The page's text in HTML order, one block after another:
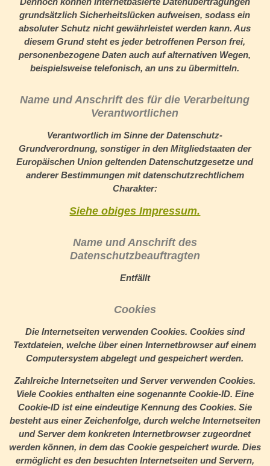
grundsätzlich Sicherheitslücken aufweisen, sodass ein
absoluter Schutz nicht gewährleistet werden kann. Aus
diesem Grund steht es jeder betroffenen Person frei,
personenbezogene Daten auch auf alternativen Wegen,
beispielsweise telefonisch, an uns zu übermitteln.
Name und Anschrift des für die Verarbeitung
Verantwortlichen
Verantwortlich im Sinne der Datenschutz-
Grundverordnung, sonstiger in den Mitgliedstaaten der
Europäischen Union geltenden Datenschutzgesetze und
anderer Bestimmungen mit datenschutzrechtlichem
Charakter:
Siehe obiges Impressum.
Name und Anschrift des
Datenschutzbeauftragten
Entfällt
Cookies
Die Internetseiten verwenden Cookies. Cookies sind
Textdateien, welche über einen Internetbrowser auf einem
Computersystem abgelegt und gespeichert werden.
Zahlreiche Internetseiten und Server verwenden Cookies.
Viele Cookies enthalten eine sogenannte Cookie-ID. Eine
Cookie-ID ist eine eindeutige Kennung des Cookies. Sie
besteht aus einer Zeichenfolge, durch welche Internetseiten
und Server dem konkreten Internetbrowser zugeordnet
werden können, in dem das Cookie gespeichert wurde. Dies
ermöglicht es den besuchten Internetseiten und Servern,